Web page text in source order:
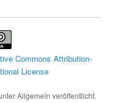
Commons Attribution-
License
Allgemein veröffentlicht.